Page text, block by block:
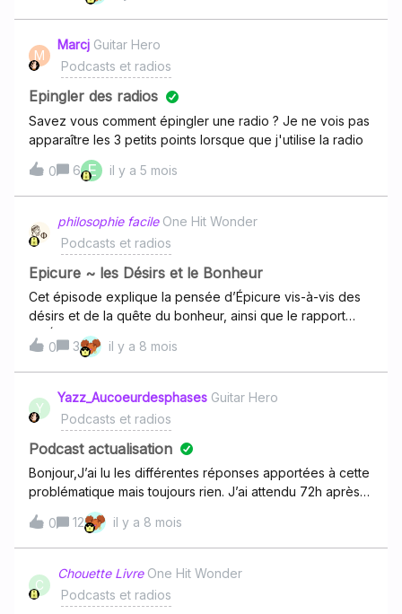
M
Marcj Guitar Hero
Podcasts et radios
Epingler des radios
Savez vous comment épingler une radio ? Je ne vois pas
apparaître les 3 petits points lorsque que j'utilise la radio
0 6 E il y a 5 mois
philosophie facile One Hit Wonder
Podcasts et radios
Epicure ~ les Désirs et le Bonheur
Cet épisode explique la pensée d’Épicure vis-à-vis des
désirs et de la quête du bonheur, ainsi que le rapport
qu’Épicure entretient avec la mort.
0
3 il y a 8 mois
Y
Yazz_Aucoeurdesphases Guitar Hero
Podcasts et radios
Podcast actualisation
Bonjour,J’ai lu les différentes réponses apportées à cette
problématique mais toujours rien. J’ai attendu 72h après
publication de mon épisode, changer le titre pour
rafraichir et toujours rien ! :-)Pourriez-vous svp m’aider
afin que mon nouvel épisode soit disponible et surtout
que les prochains le soient de manière automatiques
comme sur les autres plateformes et plus
rapidement.Voici
0 12 il y a 8 mois
C
Chouette Livre One Hit Wonder
Podcasts et radios